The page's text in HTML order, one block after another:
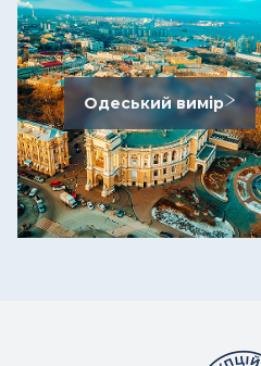
Одеський вимір